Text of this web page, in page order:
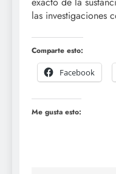
las investigaciones
Comparte esto:
Facebook
Me gusta esto: